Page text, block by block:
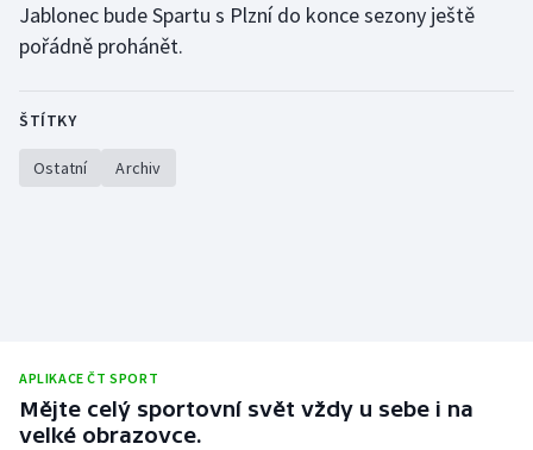
Jablonec bude Spartu s Plzní do konce sezony ještě
pořádně prohánět.
ŠTÍTKY
Ostatní Archiv
APLIKACE ČT SPORT
Mějte celý sportovní svět vždy u sebe i na
velké obrazovce.